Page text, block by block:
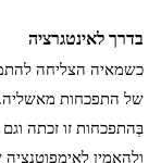
בדרך לאינטגרציה
כשמאיה הצליחה
של התפכחות מאשליה.
בְּהתפכחות זו זכתה
ולהאמין